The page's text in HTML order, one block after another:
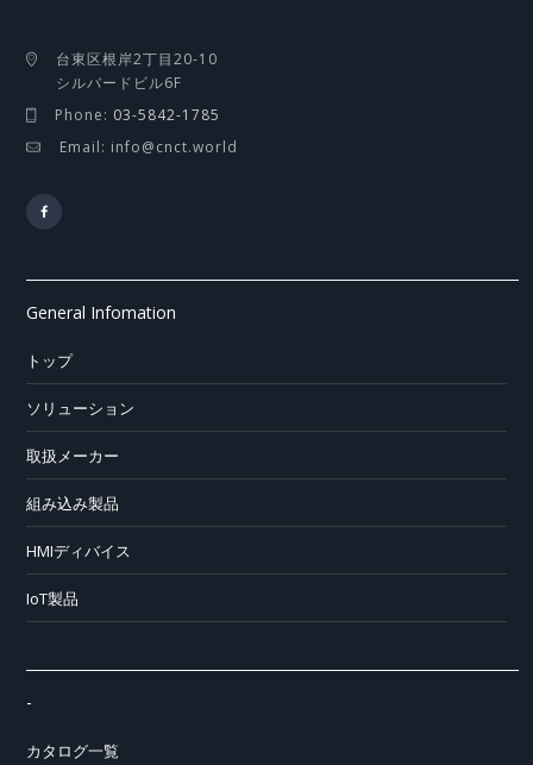
台東区根岸2丁目20-10
シルバードビル6F
Phone: 03-5842-1785
Email: info@cnct.world
General Infomation
トップ
ソリューション
取扱メーカー
組み込み製品
HMIディバイス
IoT製品
-
カタログ一覧